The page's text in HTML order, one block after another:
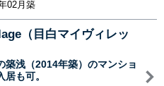
02月築
（目白マイヴィレッ
築浅（2014年築）のマンショ
居も可。